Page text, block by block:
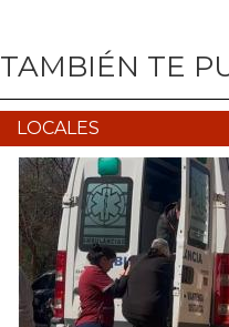
TAMBIÉN TE
LOCALES